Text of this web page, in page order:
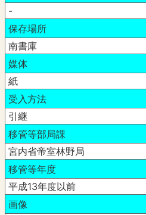
-
保存場所
南書庫
媒体
紙
受入方法
引継
移管等部局課
宮内省帝室林野局
移管等年度
平成13年度以前
画像